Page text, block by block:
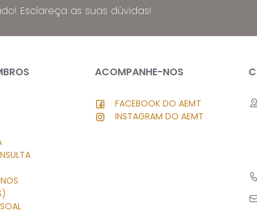
Esclareça as suas dúvidas!
ACOMPANHE-NOS
FACEBOOK DO AEMT
INSTAGRAM DO AEMT